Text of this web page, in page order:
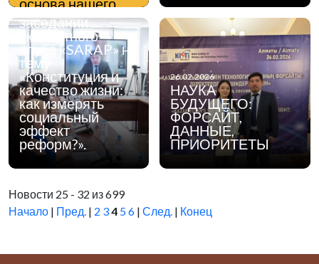
единства:
образование,
наука, инновации,
культура».
докладом на
заседании
экспертного
клуба «SARAP» на
тему
«Конституция и
качество жизни:
как измерять
социальный
эффект
реформ?».
26.02.2026
НАУКА
БУДУЩЕГО:
ФОРСАЙТ,
ДАННЫЕ,
ПРИОРИТЕТЫ
Новости 25 - 32 из 699
Начало | Пред. | 2 34 56 | След. | Конец